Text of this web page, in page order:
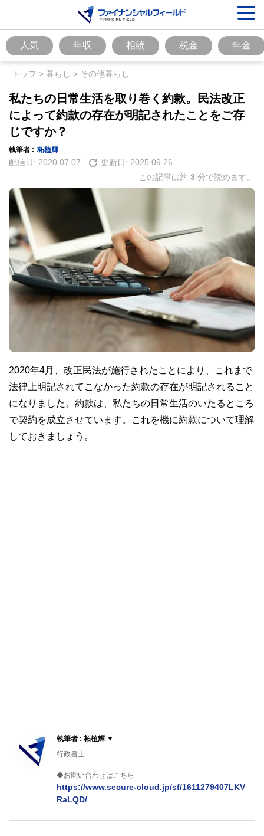
人気 年収 相続 税金 年金
トップ> 暮らし > その他暮らし
私たちの日常生活を取り巻く約款。民法改正
によって約款の存在が明記されたことをご存
じですか？
執筆者 : 柘植輝
配信日: 2020.07.07 更新日: 2025.09.26
この記事は約 3 分で読めます。
2020年4月、改正民法が施行されたことにより、これまで
法律上明記されてこなかった約款の存在が明記されること
になりました。約款は、私たちの日常生活のいたるところ
で契約を成立させています。これを機に約款について理解
しておきましょう。
執筆者 : 柘植輝 ▼
行政書士
◆お問い合わせはこちら
https://www.secure-cloud.jp/sf/1611279407LKV
RaLQD/
２級ファイナンシャルプランナー